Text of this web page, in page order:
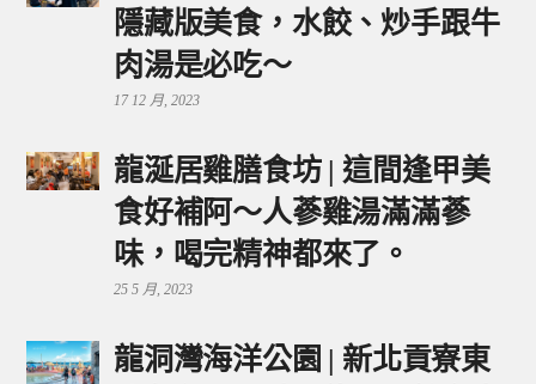
隱藏版美食，水餃、炒手跟牛
肉湯是必吃～
17 12 月, 2023
龍涎居雞膳食坊 | 這間逢甲美
食好補阿～人蔘雞湯滿滿蔘
味，喝完精神都來了。
25 5 月, 2023
龍洞灣海洋公園 | 新北貢寮東